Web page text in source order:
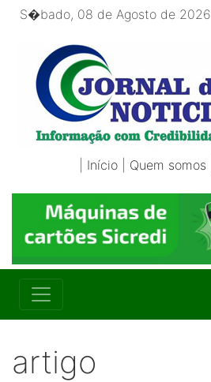
S�bado, 08 de Agosto de 2026
Início Quem somos
artigo